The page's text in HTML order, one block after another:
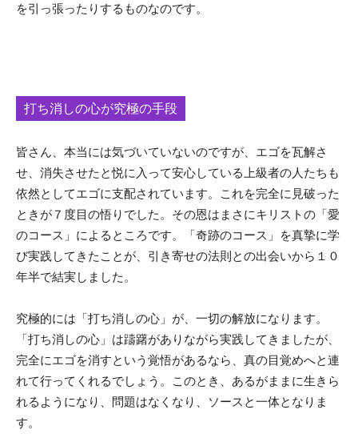
を引っ張ったりするものなのです。
打ち消しの心が究極の手段
皆さん、本当には気づいていないのですが、エゴを瓦解さ
せ、消失させたと悦に入って安心している上級者の人たちも
依然としてエゴに支配されています。これを完全に見破った
ときが７度目の悟りでした。その恩はまさにキリストの「愛
のコース」によるところです。「奇跡のコース」を真摯に学
び実践してきたことが、引き寄せの法則との出会いから１０
年半で結実しました。
究極的には「打ち消しの心」が、一切の解放になります。
「打ち消しの心」は躊躇がありながら実践してきましたが、
完全にエゴを消すという覚悟があるなら、真の目覚めへと連
れて行ってくれるでしょう。このとき、あるがままに生きら
れるようになり、問題はなくなり、ソースと一体となりま
す。